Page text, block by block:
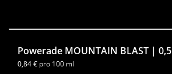
Powerade MOUNTAIN BLAST | 0,5
0,84€ pro 100 ml